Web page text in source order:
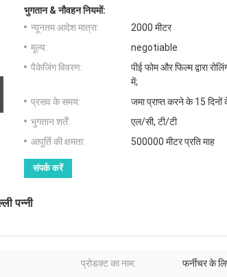
भुगतान & नौवहन नियमों:
न्यूनतम आदेश मात्रा:
2000 मीटर
मूल्य:
negotiable
पैकेजिंग विवरण:
पीई फोम और फिल्म द्वारा
में;
प्रसव के समय:
जमा प्राप्त करने के 15 दिनों
भुगतान शर्तें:
एल/सी, टी/टी
आपूर्ति की क्षमता:
500000 मीटर प्रति माह
संपर्क करें
पन्नी
प्रोडक्ट का नाम: फर्नीचर के